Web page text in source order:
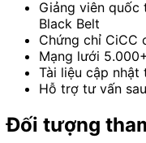
Giảng viên quốc
Black Belt
Chứng chỉ CiCC
Mạng lưới
Tài liệu cập nhật
Hỗ trợ tư vấn
Đối tượng